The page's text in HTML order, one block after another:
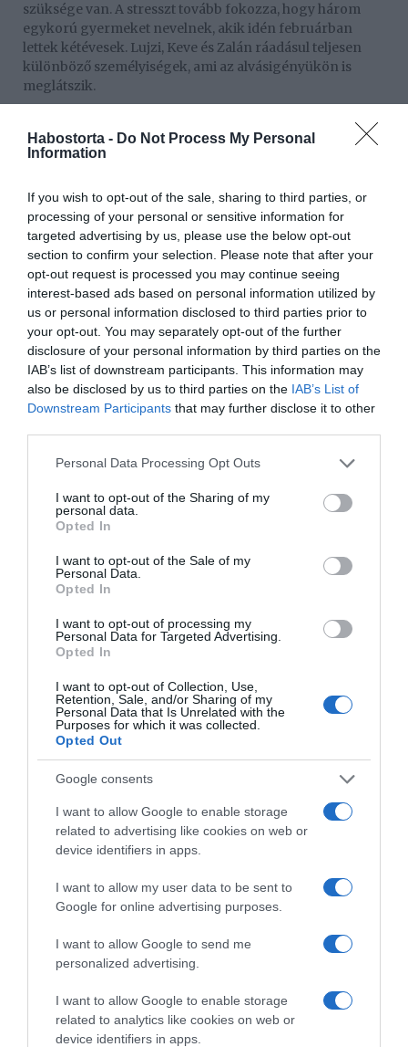
Habostorta - Do Not Process My Personal
Information
If you wish to opt-out of the sale, sharing to third parties, or
processing of your personal or sensitive information for
targeted advertising by us, please use the below opt-out
section to confirm your selection. Please note that after your
opt-out request is processed you may continue seeing
interest-based ads based on personal information utilized by
us or personal information disclosed to third parties prior to
your opt-out. You may separately opt-out of the further
disclosure of your personal information by third parties on the
IAB’s list of downstream participants. This information may
also be disclosed by us to third parties on the IAB’s List of
Downstream Participants that may further disclose it to other
Please note that this website/app uses one or more Google
not limited to your visit or usage behaviour. You may click to
grant or deny consent to Google and its third-party tags to
use your data for below specified purposes in below Google
consent section.
Personal Data Processing Opt Outs
I want to opt-out of the Sharing of my
personal data.
Opted In
I want to opt-out of the Sale of my
Personal Data.
Opted In
I want to opt-out of processing my
Personal Data for Targeted Advertising.
Opted In
I want to opt-out of Collection, Use,
Retention, Sale, and/or Sharing of my
Personal Data that Is Unrelated with the
Purposes for which it was collected.
Opted Out
Google consents
I want to allow Google to enable storage
related to advertising like cookies on web or
device identifiers in apps.
I want to allow my user data to be sent to
Google for online advertising purposes.
I want to allow Google to send me
personalized advertising.
I want to allow Google to enable storage
related to analytics like cookies on web or
device identifiers in apps.
szüksége van. A stresszt tovább fokozza, hogy három
egykorú gyermeket nevelnek, akik idén februárban
lettek kétévesek. Lujzi, Keve és Zalán ráadásul teljesen
különböző személyiségek, ami az alvásigényükön is
meglátszik.
Már nem tudtunk mihez fordulni, már megőrültünk a
nem alvástól, mert folyamatosan megébredtek a
gyerekek, plusz fogzás volt, és így egymást is
visszaaltatni. De minden úgy jó, ahogy van, ez a helyzet
arra is jó volt, hogy másfél éven keresztül tényleg mindig
ölelve voltak, és úgy aludtak el. Igaz, hogy rámentünk, de
azt a fajta alapot megkapták.
Végül az „altasd magad” módszer vált be a gyerekeknél,
akik ma ugyanúgy egy szobában alszanak, ám már nem
ébresztik fel egymást.
Magdi ösztönös anyukaként szeretne foglalkozni a
gyerekeivel, de a szabályok híve is, így próbálja
megtalálni az arany középutat.
Címkék: Rúzsa Magdi,gyermeknevelés
kialvatlanság,hármas ikrek
Korábbi bejegyzések Következő bejegyzés
HASONLÓ BEJEGYZÉSEK
2026-08-07.
Túlzott félelem a közös jövőtől – hogyan kerüld el egy új